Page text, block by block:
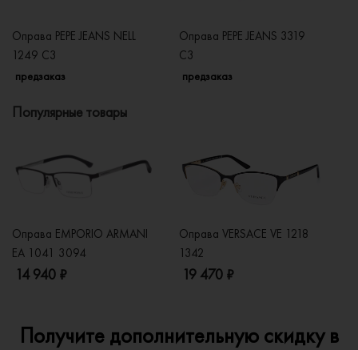
Оправа PEPE JEANS NELL
1249 C3
предзаказ
Оправа PEPE JEANS 3319
С3
предзаказ
Популярные товары
Оправа EMPORIO ARMANI
EA 1041 3094
14 940 ₽
Оправа VERSACE VE 1218
1342
19 470 ₽
Получите дополнительную скидку в